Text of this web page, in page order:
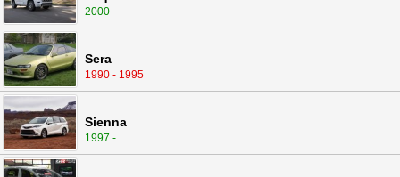
2000 -
Sera
1990 - 1995
Sienna
1997 -